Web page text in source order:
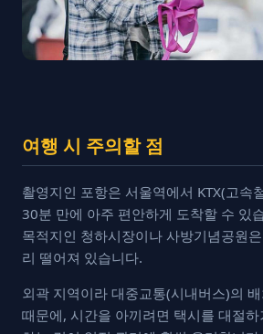
여행 시 주의할 점
촬영지인 포항은 서울역에서 KTX(고속
30분 만에 아주 편안하게 도착할 수 있
목적지인 청하시장이나 사방기념공원
리 떨어져 있습니다.
외곽 지역이라 대중교통(시내버스)의
때문에, 시간을 아끼려면 택시를 대절